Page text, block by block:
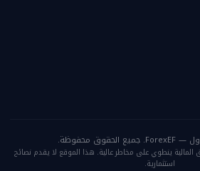
المالية ينطوي على مخاطر عالية. هذا الموقع لا يقدم نصائح
استثمارية.